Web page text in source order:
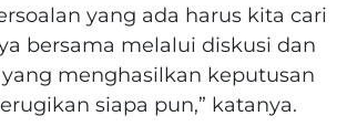
yang ada harus kita cari
bersama melalui diskusi dan
menghasilkan keputusan
siapa pun,” katanya.